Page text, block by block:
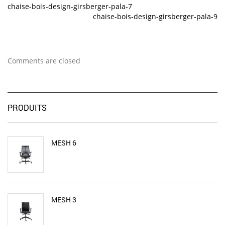
chaise-bois-design-girsberger-pala-7
chaise-bois-design-girsberger-pala-9
Comments are closed
PRODUITS
MESH 6
MESH 3